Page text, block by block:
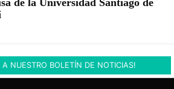
A NUESTRO BOLETÍN DE NOTICIAS!